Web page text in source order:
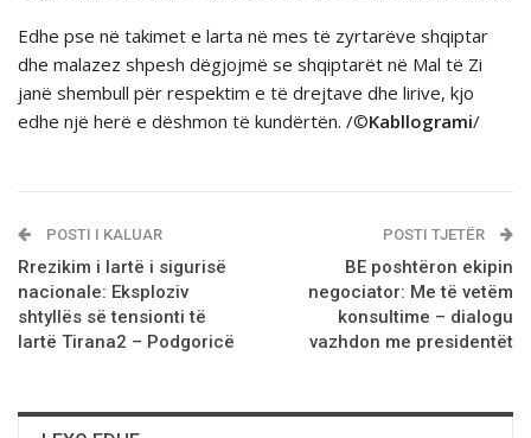
Edhe pse në takimet e larta në mes të zyrtarëve shqiptar
dhe malazez shpesh dëgjojmë se shqiptarët në Mal të Zi
janë shembull për respektim e të drejtave dhe lirive, kjo
edhe një herë e dëshmon të kundërtën. /©Kabllogrami/
POSTI I KALUAR
Rrezikim i lartё i sigurisё
nacionale: Eksploziv
shtyllës së tensionti të
lartë Tirana2 – Podgoricë
POSTI TJETËR
BE poshtёron ekipin
negociator: Me tё vetëm
konsultime – dialogu
vazhdon me presidentët